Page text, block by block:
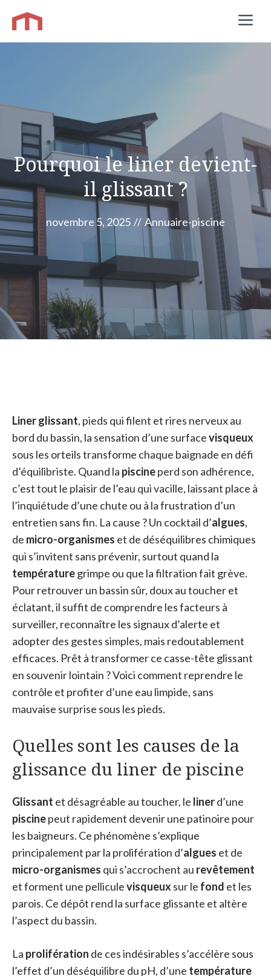
contenu
Pourquoi le liner devient-
il glissant ?
novembre 5, 2025 // Annuaire-piscine
Liner glissant, pieds qui filent et rires nerveux au
bord du bassin, la sensation d’une surfacevisqueux
sous les orteils transforme chaque baignade en défi
d’équilibriste. Quand la piscineperd son adhérence,
c’est tout le plaisir de l’eau qui vacille, laissant place à
l’inquiétude d’une chute ou à la frustration d’un
entretien sans fin. La cause ? Un cocktail d’algues,
de micro-organismes et de déséquilibres chimiques
qui s’invitent sans prévenir, surtout quand la
températuregrimpe ou que la filtration fait grève.
Pour retrouver un bassin sûr, doux au toucher et
éclatant, il suffit de comprendre les facteurs à
surveiller, reconnaître les signaux d’alerte et
adopter des gestes simples, mais redoutablement
efficaces. Prêt à transformer ce casse-tête glissant
en souvenir lointain ? Voici comment reprendre le
contrôle et profiter d’une eau limpide, sans
mauvaise surprise sous les pieds.
Quelles sont les causes de la
glissance du liner de piscine
Glissant et désagréable au toucher, le linerd’une
piscinepeut rapidement devenir une patinoire pour
les baigneurs. Ce phénomène s’explique
principalement par la prolifération d’algues et de
micro-organismes qui s’accrochent au revêtement
et forment une pelliculevisqueux sur le fond et les
parois. Ce dépôt rend la surface glissante et altère
l’aspect du bassin.
La prolifération de ces indésirables s’accélère sous
l’effet d’un déséquilibre du pH, d’une température